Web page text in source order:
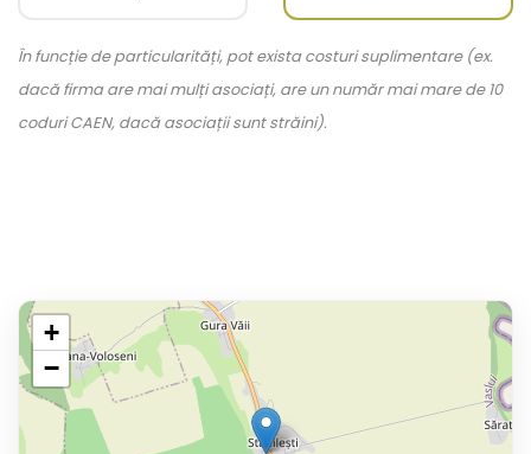
În funcție de particularități, pot exista costuri suplimentare (ex.
dacă firma are mai mulți asociați, are un număr mai mare de 10
coduri CAEN, dacă asociații sunt străini).
+
−